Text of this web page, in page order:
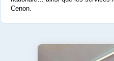
Cenon.